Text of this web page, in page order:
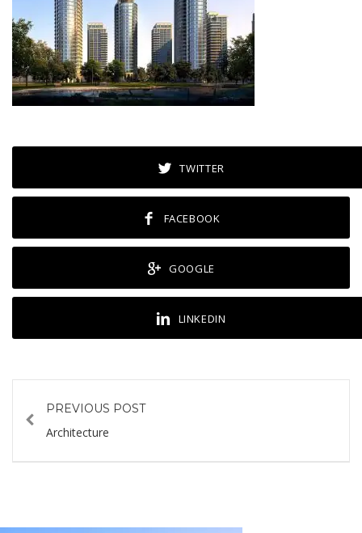
TWITTER
FACEBOOK
GOOGLE
LINKEDIN
PREVIOUS POST
Architecture